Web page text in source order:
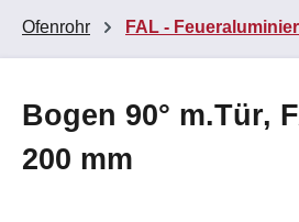
Ofenrohr FAL -
Bogen 90° m.Tür,
200 mm